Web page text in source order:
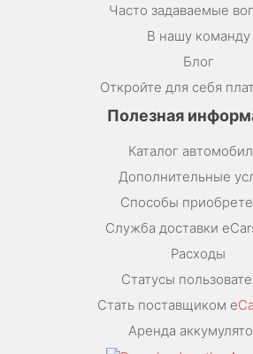
Часто задаваемые
В нашу команду
Блог
Откройте для себя
Полезная
Каталог
Дополнительные
Способы
Служба доставки
Расходы
Статусы
Стать поставщиком e
Аренда